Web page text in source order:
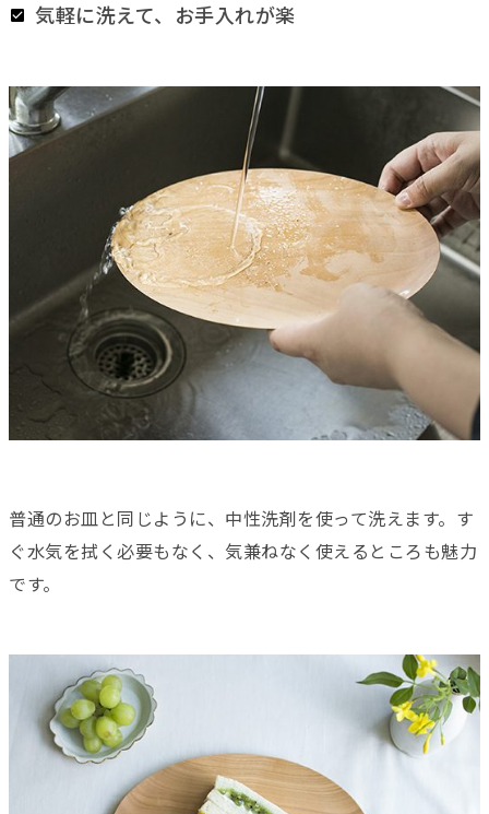
気軽に洗えて、お手入れが楽
普通のお皿と同じように、中性洗剤を使って洗えます。す
ぐ水気を拭く必要もなく、気兼ねなく使えるところも魅力
です。